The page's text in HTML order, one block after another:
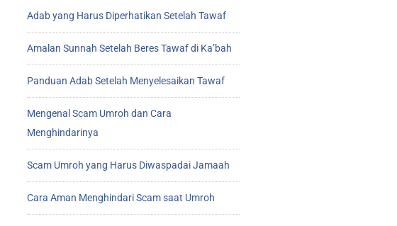
Adab yang Harus Diperhatikan Setelah Tawaf
Amalan Sunnah Setelah Beres Tawaf di Ka’bah
Panduan Adab Setelah Menyelesaikan Tawaf
Mengenal Scam Umroh dan Cara
Menghindarinya
Scam Umroh yang Harus Diwaspadai Jamaah
Cara Aman Menghindari Scam saat Umroh